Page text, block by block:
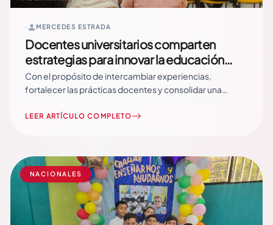
MERCEDES ESTRADA
Docentes universitarios comparten
estrategias para innovar la educación
superior
Con el propósito de intercambiar experiencias,
fortalecer las prácticas docentes y consolidar una
maestros y maestras de las Universidades Nacionales
Nicaragua (UNAM-Managua), con la participación de
delegaciones académicas de todo el… Read More
LEER ARTÍCULO COMPLETO
NACIONALES